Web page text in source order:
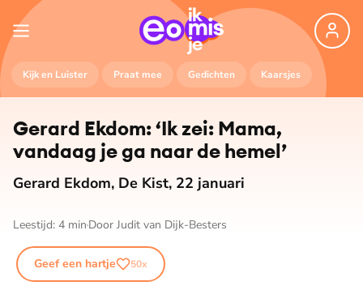
Kijk en Luister Praat mee Gedichten Kaarsjes
Gerard Ekdom: ‘Ik zei: Mama,
vandaag je ga naar de hemel’
Gerard Ekdom, De Kist, 22 januari
Leestijd: 4 min Door Judit van Dijk-Besters
Geef een hartje 50x